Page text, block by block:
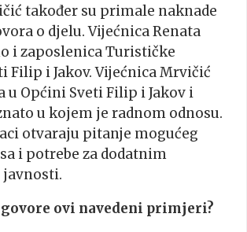
također su primale naknade
o djelu. Vijećnica Renata
i zaposlenica Turističke
Filip i Jakov. Vijećnica Mrvičić
u Općini Sveti Filip i Jakov i
u kojem je radnom odnosu.
otvaraju pitanje mogućeg
i potrebe za dodatnim
govore ovi navedeni primjeri?